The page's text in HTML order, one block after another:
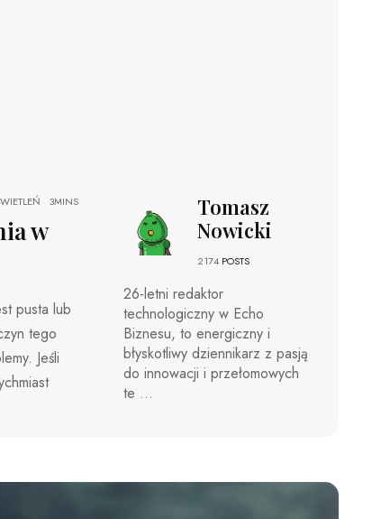
3MINS
w
pusta lub
tego
Jeśli
Tomasz
Nowicki
2174 POSTS
26-letni redaktor
technologiczny w Echo
Biznesu, to energiczny i
błyskotliwy dziennikarz z pasją
do innowacji i przełomowych
te ...